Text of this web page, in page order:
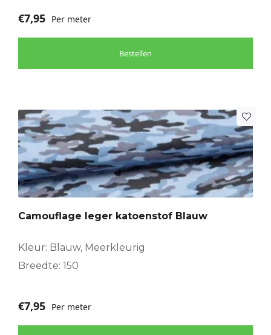
€7,95 Per meter
Bestellen
Camouflage leger katoenstof Blauw
Kleur: Blauw, Meerkleurig
Breedte: 150
€7,95 Per meter